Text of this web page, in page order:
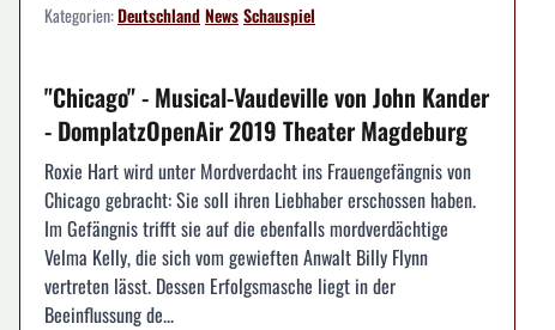
Kategorien:DeutschlandNewsSchauspiel
"Chicago" - Musical-Vaudeville von John Kander
- DomplatzOpenAir 2019 Theater Magdeburg
Roxie Hart wird unter Mordverdacht ins Frauengefängnis von
Chicago gebracht: Sie soll ihren Liebhaber erschossen haben.
Im Gefängnis trifft sie auf die ebenfalls mordverdächtige
Velma Kelly, die sich vom gewieften Anwalt Billy Flynn
vertreten lässt. Dessen Erfolgsmasche liegt in der
Beeinflussung de...